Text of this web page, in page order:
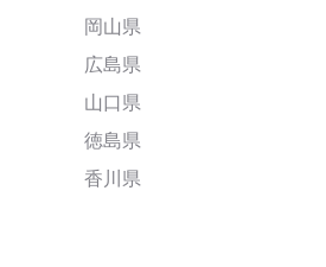
岡山県
広島県
山口県
徳島県
香川県